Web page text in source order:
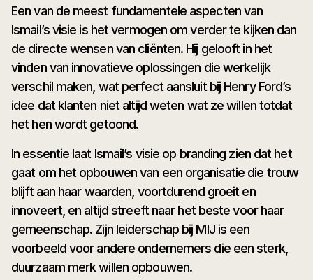
Een van de meest fundamentele aspecten van
Ismail’s visie is het vermogen om verder te kijken dan
de directe wensen van cliënten. Hij gelooft in het
vinden van innovatieve oplossingen die werkelijk
verschil maken, wat perfect aansluit bij Henry Ford’s
idee dat klanten niet altijd weten wat ze willen totdat
het hen wordt getoond.
In essentie laat Ismail’s visie op branding zien dat het
gaat om het opbouwen van een organisatie die trouw
blijft aan haar waarden, voortdurend groeit en
innoveert, en altijd streeft naar het beste voor haar
gemeenschap. Zijn leiderschap bij MIJ is een
voorbeeld voor andere ondernemers die een sterk,
duurzaam merk willen opbouwen.